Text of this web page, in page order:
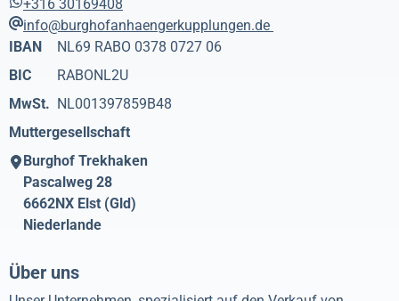
+316 30169408
info@burghofanhaengerkupplungen.de
IBAN
NL69 RABO 0378 0727 06
BIC
RABONL2U
MwSt. NL001397859B48
Muttergesellschaft
Burghof Trekhaken
Pascalweg 28
6662NX Elst (Gld)
Niederlande
Über uns